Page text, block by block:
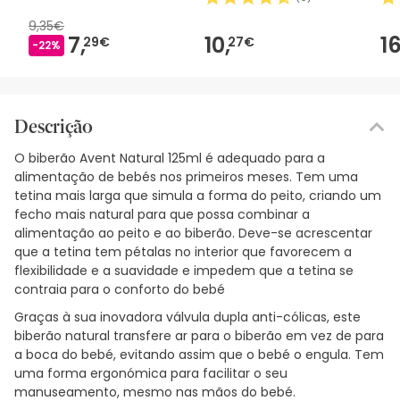
9,35€
-22% 7,29€ 10,27€
Descrição
O biberão Avent Natural 125ml é adequado para a
alimentação de bebés nos primeiros meses. Tem uma
tetina mais larga que simula a forma do peito, criando um
fecho mais natural para que possa combinar a
alimentação ao peito e ao biberão. Deve-se acrescentar
que a tetina tem pétalas no interior que favorecem a
flexibilidade e a suavidade e impedem que a tetina se
contraia para o conforto do bebé
Graças à sua inovadora válvula dupla anti-cólicas, este
biberão natural transfere ar para o biberão em vez de para
a boca do bebé, evitando assim que o bebé o engula. Tem
uma forma ergonómica para facilitar o seu
manuseamento, mesmo nas mãos do bebé.